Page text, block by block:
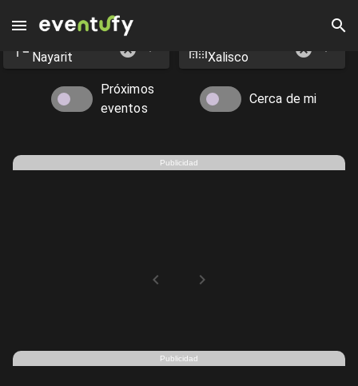
Eventos en Xalisco - Eventufy 2026 | Eventufy
Nayarit Xalisco
Próximos
eventos
Cerca de mi
Publicidad
Publicidad